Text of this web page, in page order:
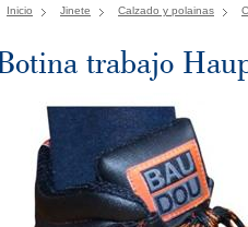
Inicio Jinete Calzado y polainas
trabajo